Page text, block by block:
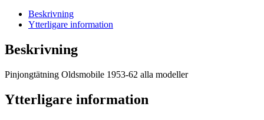
Beskrivning
Ytterligare information
Beskrivning
Pinjongtätning Oldsmobile 1953-62 alla modeller
Ytterligare information